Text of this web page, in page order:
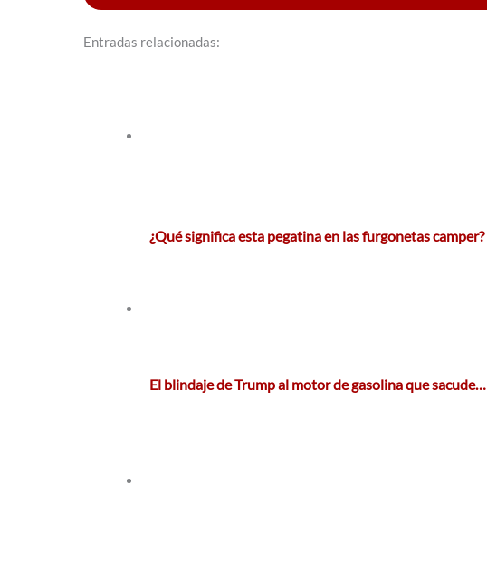
Entradas relacionadas:
¿Qué significa esta pegatina en las furgonetas camper?
El blindaje de Trump al motor de gasolina que sacude…